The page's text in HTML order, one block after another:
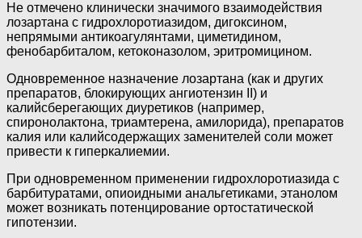
Не отмечено клинически значимого взаимодействия
лозартана с гидрохлоротиазидом, дигоксином,
непрямыми антикоагулянтами, циметидином,
фенобарбиталом, кетоконазолом, эритромицином.
Одновременное назначение лозартана (как и других
препаратов, блокирующих ангиотензин II) и
калийсберегающих диуретиков (например,
спиронолактона, триамтерена, амилорида), препаратов
калия или калийсодержащих заменителей соли может
привести к гиперкалиемии.
При одновременном применении гидрохлоротиазида с
барбитуратами, опиоидными анальгетиками, этанолом
может возникать потенцирование ортостатической
гипотензии.